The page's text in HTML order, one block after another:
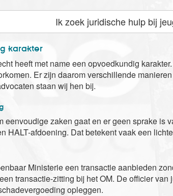
Ik zoek juridische hulp bij
karakter
heeft met name een opvoedkundig
Er zijn daarom verschillende
staan wij hen bij.
eenvoudige zaken gaat en er geen sprake is
HALT-afdoening. Dat betekent vaak een
Ministerie een transactie aanbieden
transactie-zitting bij het OM. De officier
opleggen.